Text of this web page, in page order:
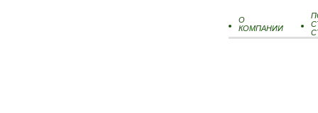
О
КОМПАНИИ